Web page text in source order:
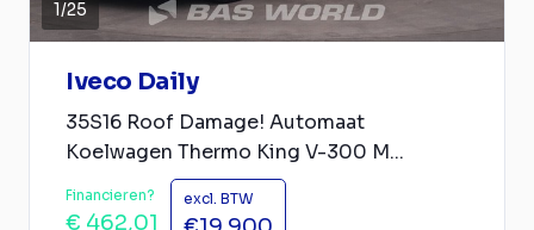
1/25
Iveco Daily
35S16 Roof Damage! Automaat
Koelwagen Thermo King V-300 M...
Financieren?
€ 462,01
excl. BTW